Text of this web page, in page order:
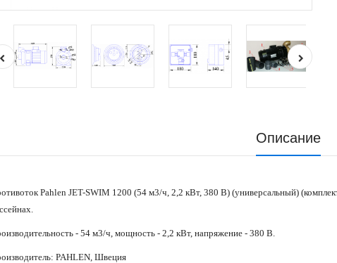
Описание
Pahlen JET-SWIM 1200 (54 м3/ч, 2,2 кВт, 380 В) (универсальный)
- 54 м3/ч, мощность - 2,2 кВт, напряжение - 380 В.
PAHLEN, Швеция